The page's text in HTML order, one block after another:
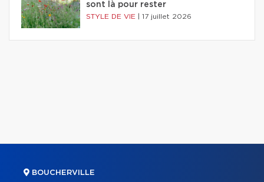
sont là pour rester
STYLE DE VIE 17 juillet 2026
BOUCHERVILLE